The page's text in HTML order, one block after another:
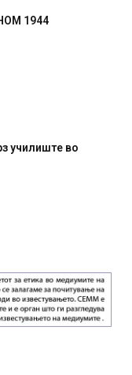
1944
СОЗИС: